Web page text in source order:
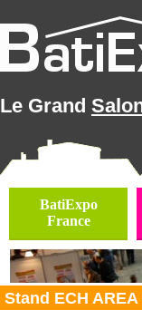
Le Grand
BatiExpo
France
Stand ECH AREA